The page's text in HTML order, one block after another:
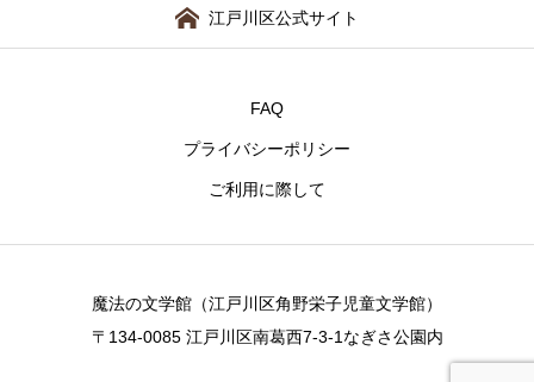
江戸川区公式サイト
FAQ
プライバシーポリシー
ご利用に際して
魔法の文学館（江戸川区角野栄子児童文学館）
〒134-0085 江戸川区南葛西7-3-1なぎさ公園内